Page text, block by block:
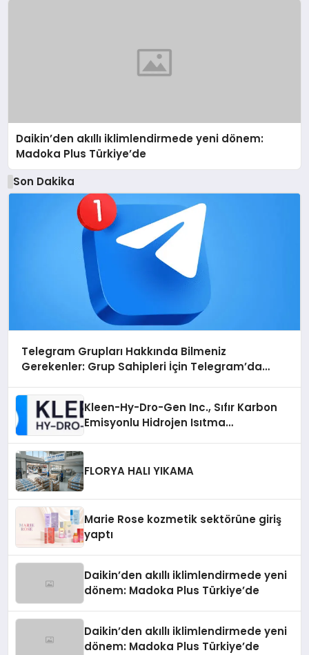
Daikin’den akıllı iklimlendirmede yeni dönem:
Madoka Plus Türkiye’de
Son Dakika
Telegram Grupları Hakkında Bilmeniz
Gerekenler: Grup Sahipleri İçin Telegram’da
Kleen-Hy-Dro-Gen Inc., Sıfır Karbon
Emisyonlu Hidrojen Isıtma
FLORYA HALI YIKAMA
Marie Rose kozmetik sektörüne giriş
yaptı
Daikin’den akıllı iklimlendirmede yeni
dönem: Madoka Plus Türkiye’de
Daikin’den akıllı iklimlendirmede yeni
dönem: Madoka Plus Türkiye’de